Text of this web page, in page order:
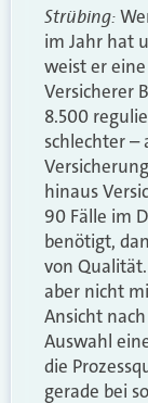
Strübing:
im Jahr hat
weist er
Versicherer
8.500
schlechter –
hinaus
90 Fälle im
benötigt,
von
aber nicht
Ansicht
Auswahl
die
gerade bei